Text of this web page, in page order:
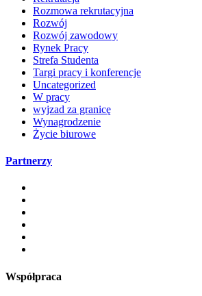
Rozmowa rekrutacyjna
Rozwój
Rozwój zawodowy
Rynek Pracy
Strefa Studenta
Targi pracy i konferencje
Uncategorized
W pracy
wyjzad za granicę
Wynagrodzenie
Życie biurowe
Partnerzy
Współpraca